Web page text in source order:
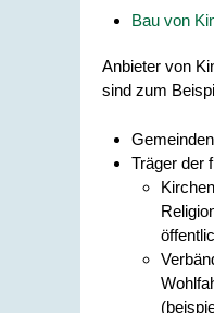
Bau von
Anbieter von
sind zum
Gemeinden
Träger der